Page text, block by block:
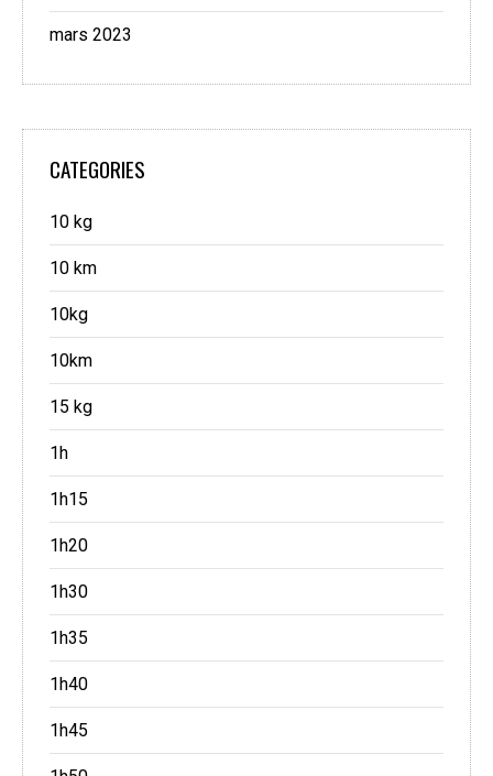
mars 2023
CATEGORIES
10 kg
10 km
10kg
10km
15 kg
1h
1h15
1h20
1h30
1h35
1h40
1h45